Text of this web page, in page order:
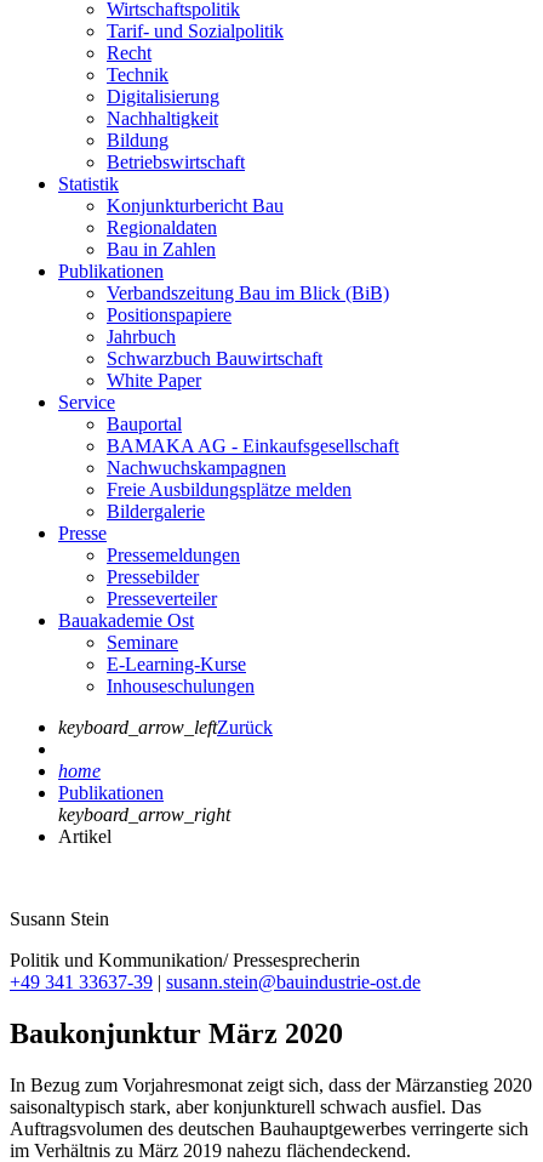
Wirtschaftspolitik
Tarif- und Sozialpolitik
Recht
Technik
Digitalisierung
Nachhaltigkeit
Bildung
Betriebswirtschaft
Statistik
Konjunkturbericht Bau
Regionaldaten
Bau in Zahlen
Publikationen
Verbandszeitung Bau im Blick (BiB)
Positionspapiere
Jahrbuch
Schwarzbuch Bauwirtschaft
White Paper
Service
Bauportal
BAMAKA AG - Einkaufsgesellschaft
Nachwuchskampagnen
Freie Ausbildungsplätze melden
Bildergalerie
Presse
Pressemeldungen
Pressebilder
Presseverteiler
Bauakademie Ost
Seminare
E-Learning-Kurse
Inhouseschulungen
keyboard_arrow_leftZurück
home
Publikationen
keyboard_arrow_right
Artikel
Susann Stein
Politik und Kommunikation/ Pressesprecherin
+49 341 33637-39 | susann.stein@bauindustrie-ost.de
Baukonjunktur März 2020
In Bezug zum Vorjahresmonat zeigt sich, dass der Märzanstieg 2020
saisonaltypisch stark, aber konjunkturell schwach ausfiel. Das
Auftragsvolumen des deutschen Bauhauptgewerbes verringerte sich
im Verhältnis zu März 2019 nahezu flächendeckend.